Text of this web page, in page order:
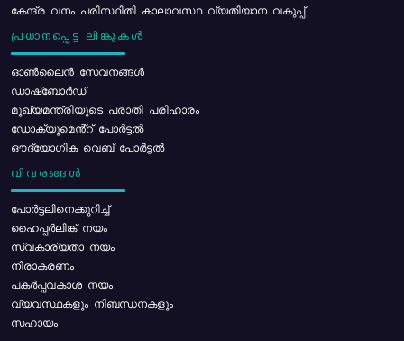
കേന്ദ്ര വനം പരിസ്ഥിതി കാലാവസ്ഥ വ്യതിയാന വകുപ്പ്
പ്രധാനപ്പെട്ട ലിങ്കുകൾ
ഓൺലൈൻ സേവനങ്ങൾ
ഡാഷ്ബോർഡ്
മുഖ്യമന്ത്രിയുടെ പരാതി പരിഹാരം
ഡോക്യുമെൻ്റ് പോർട്ടൽ
ഔദ്യോഗിക വെബ് പോർട്ടൽ
വിവരങ്ങൾ
പോര്‍ട്ടലിനെക്കുറിച്ച്
ഹൈപ്പർലിങ്ക് നയം
സ്വകാര്യതാ നയം
നിരാകരണം
പകർപ്പവകാശ നയം
വ്യവസ്ഥകളും നിബന്ധനകളും
സഹായം